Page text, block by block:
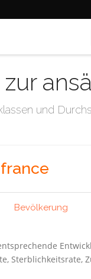
und
Bevölkerung
Sterblichkeitsrate,